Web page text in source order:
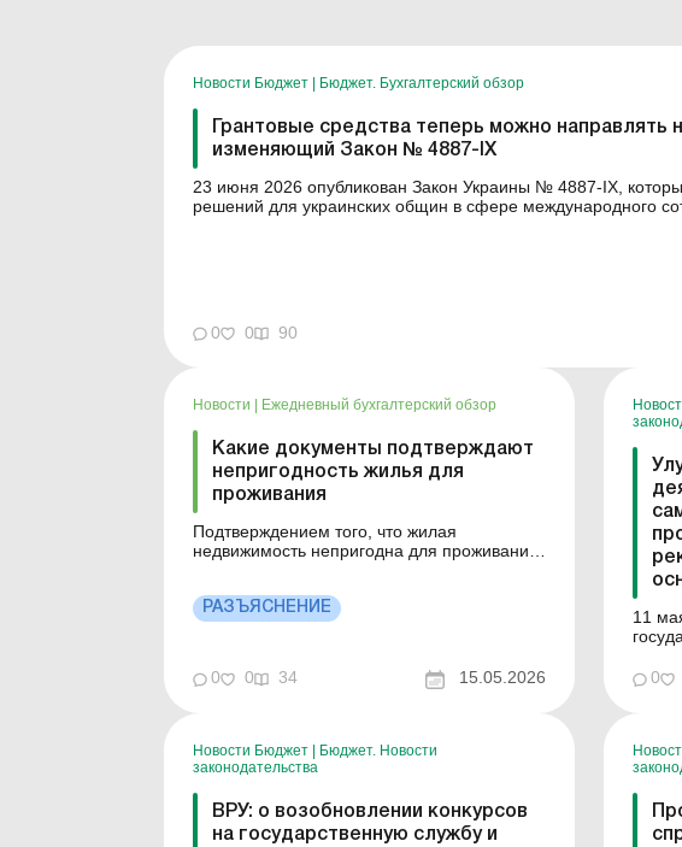
Новости Бюджет Бюджет. Бухгалтерский обзор
Грантовые средства теперь можно направлять
изменяющий Закон № 4887-IX
23 июня 2026 опубликован Закон Украины № 4887-IX,
решений для украинских общин в сфере международного
0 0 90
Новости Ежедневный бухгалтерский обзор
Какие документы подтверждают
непригодность жилья для
проживания
Подтверждением того, что жилая
недвижимость непригодна для проживания
самоуправления. Больше по теме:
Списание имущества из-за уничтожения и
сельхозпродукции и имущества из-за
уничтожения и...
РАЗЪЯСНЕНИЕ
0 0 34 15.05.2026
11
0
Новости Бюджет | Бюджет. Новости
законодательства
ВРУ: о возобновлении конкурсов
на государственную службу и